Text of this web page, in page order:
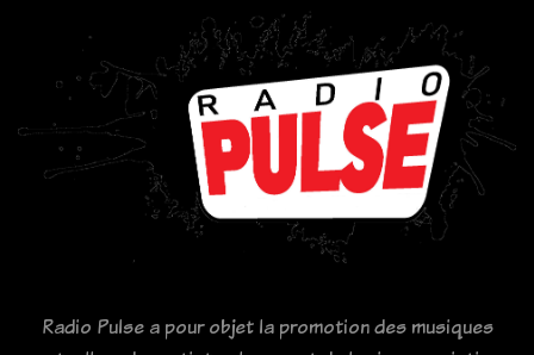
Radio Pulse a pour objet la promotion des musiques